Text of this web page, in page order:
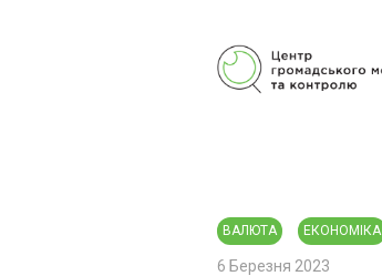
ВАЛЮТА ЕКОНОМІКА
6 Березня 2023